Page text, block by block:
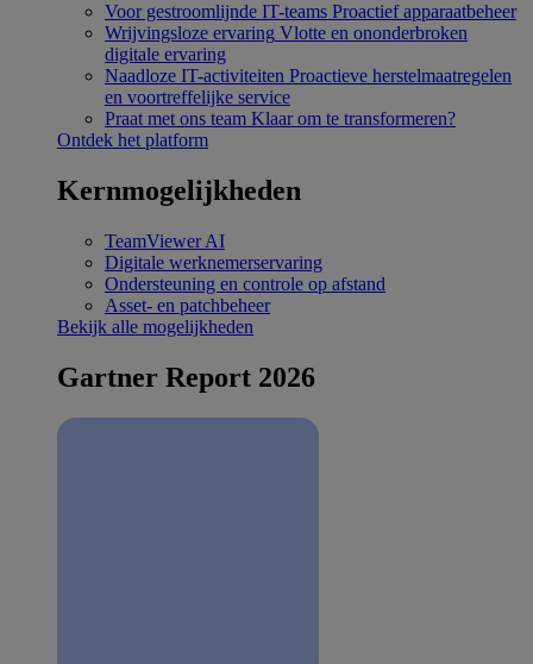
Voor gestroomlijnde IT-teams Proactief apparaatbeheer
Wrijvingsloze ervaring Vlotte en ononderbroken
digitale ervaring
Naadloze IT-activiteiten Proactieve herstelmaatregelen
en voortreffelijke service
Praat met ons team Klaar om te transformeren?
Ontdek het platform
Kernmogelijkheden
TeamViewer AI
Digitale werknemerservaring
Ondersteuning en controle op afstand
Asset- en patchbeheer
Bekijk alle mogelijkheden
Gartner Report 2026